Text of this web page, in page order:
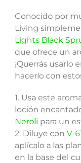
Conocido por
Living
Lights Black
que ofrece un
¡Querrás usarlo
hacerlo con
1. Usa este
loción
Neroli para un
2. Diluye con V-
aplícalo a las
en la base del